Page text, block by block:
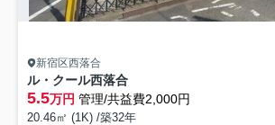
新宿区西落合
ル・クール西落合
5.5万円 管理/共益費2,000円
20.46㎡ (1K) /築32年